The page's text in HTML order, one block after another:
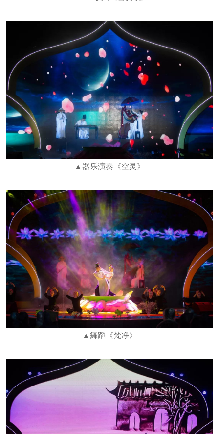
▲器乐演奏《空灵》
▲舞蹈《梵净》